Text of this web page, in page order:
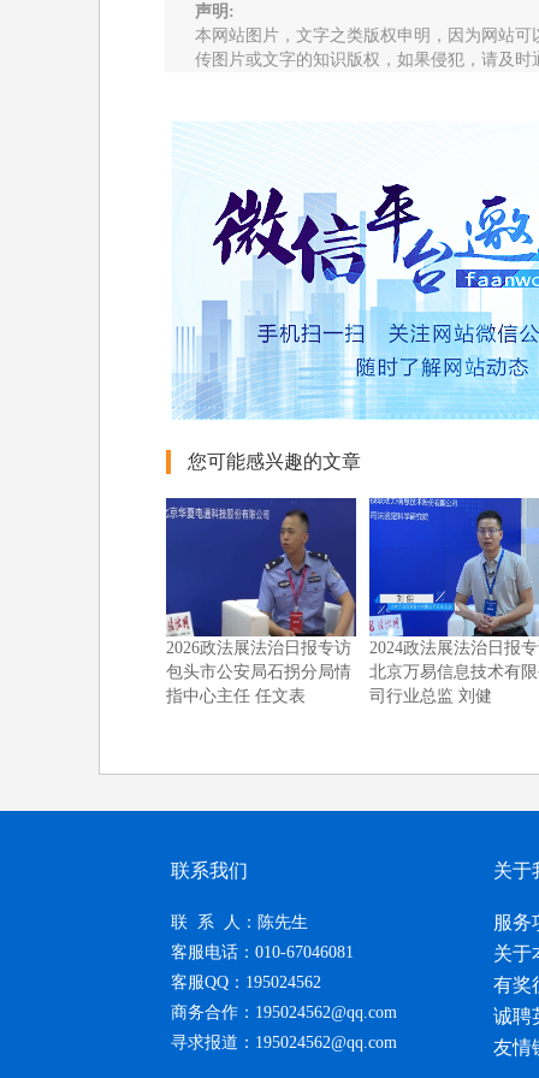
声明:
本网站图片，文字之类版权申明，因为网站
传图片或文字的知识版权，如果侵犯，请及
您可能感兴趣的文章
2026政法展法治日报专访
包头市公安局石拐分局情
指中心主任 任文表
2024政法展法治日报
北京万易信息技术有
司行业总监 刘健
联系我们
联 系 人：陈先生
客服电话：010-67046081
客服QQ：195024562
商务合作：195024562@qq.com
寻求报道：195024562@qq.com
关于
服务
关于
有奖
诚聘
友情